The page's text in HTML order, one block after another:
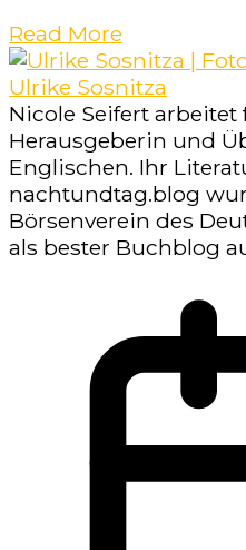
Read More
Ulrike Sosnitza
Nicole Seifert arbeitet
Herausgeberin und
Englischen. Ihr
nachtundtag.blog
Börsenverein des
als bester Buchblog